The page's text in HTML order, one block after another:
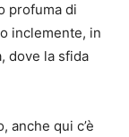
profuma di
inclemente, in
dove la sfida
anche qui c’è